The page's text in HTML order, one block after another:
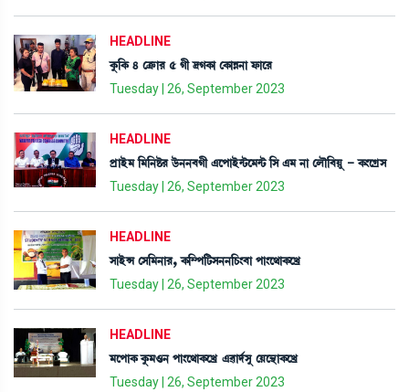
HEADLINE
Aå¡[A¡ 4 ëyû¡à¹ 5 Kã ‰KA¡à ëA¡àÄ>à ó¡àì¹
Tuesday | 26, September 2023
HEADLINE
šøàÒü³ [³[>Ê¡¹ l¡ü>>¤Kã &ìšàÒü@i¡ì³@i¡ [Î &³ >à ëºï[¤Úå - A¡}ìNøÎ
Tuesday | 26, September 2023
HEADLINE
ÎàÒüX ëÎ[³>à¹, A¡[´š[i¡Î>>[W¡}¤à šà}ì=àA¡ìJø
Tuesday | 26, September 2023
HEADLINE
³ìšàA¡ Aå¡³*> šà}ì=àA¡ìJø &¯àƒ¢Îå ëÚì”‚àA¡ìJø
Tuesday | 26, September 2023